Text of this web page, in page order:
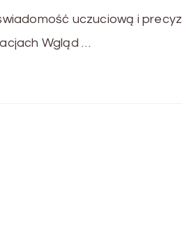
uczuciową i
Wgląd …